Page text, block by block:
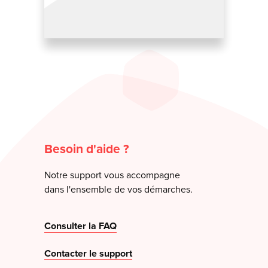
Besoin d'aide ?
Notre support vous accompagne
dans l'ensemble de vos démarches.
Consulter la FAQ
Contacter le support